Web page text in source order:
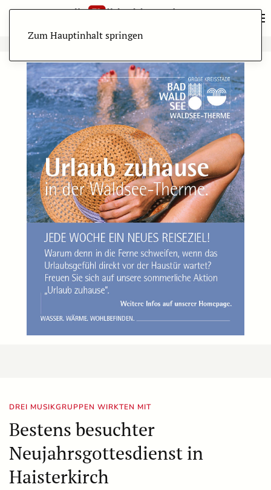
Zum Hauptinhalt springen
DREI MUSIKGRUPPEN WIRKTEN MIT
Bestens besuchter
Neujahrsgottesdienst in
Haisterkirch